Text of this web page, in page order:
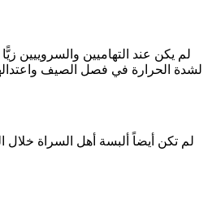
لم يكن عند التهاميين والسروييين
لم تكن أيضاً ألبسة أهل السراة